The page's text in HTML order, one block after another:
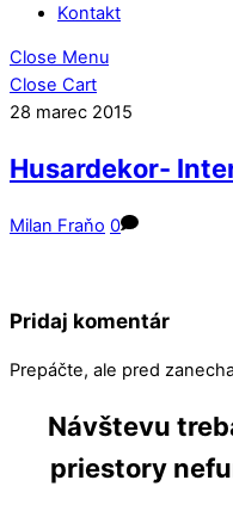
Kontakt
Close Menu
Close Cart
28 marec 2015
Husardekor-
Milan Fraňo 0
Pridaj komentár
Prepáčte, ale pred
Návštevu
priestory